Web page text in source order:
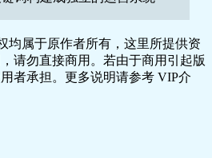
首页介绍_ev.mp4
首页介绍_ev.mp4
均属于原作者所有，这里所提供资
请勿直接商用。若由于商用引起版
者承担。更多说明请参考 VIP介